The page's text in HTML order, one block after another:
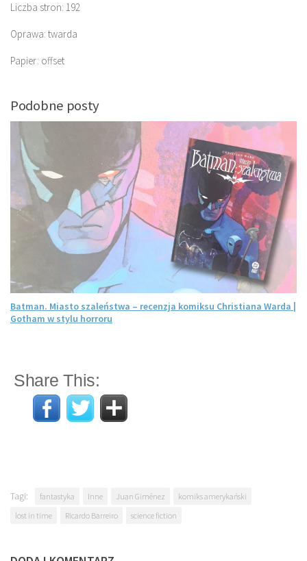
Liczba stron: 192
Oprawa: twarda
Papier: offset
Podobne posty
Batman. Miasto szaleństwa – recenzja komiksu Christiana Warda |
Gotham w stylu horroru
Share This:
Tagi: fantastyka Inne Juan Giménez
komiks amerykański
lost in time
Ricardo Barreiro science fiction